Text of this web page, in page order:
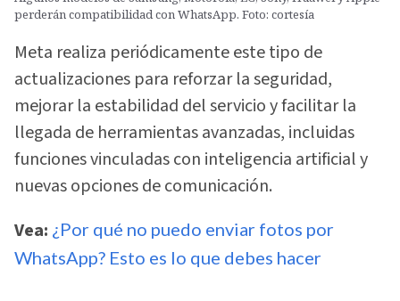
perderán compatibilidad con WhatsApp. Foto: cortesía
Meta realiza periódicamente este tipo de
actualizaciones para reforzar la seguridad,
mejorar la estabilidad del servicio y facilitar la
llegada de herramientas avanzadas, incluidas
funciones vinculadas con inteligencia artificial y
nuevas opciones de comunicación.
Vea: ¿Por qué no puedo enviar fotos por
WhatsApp? Esto es lo que debes hacer